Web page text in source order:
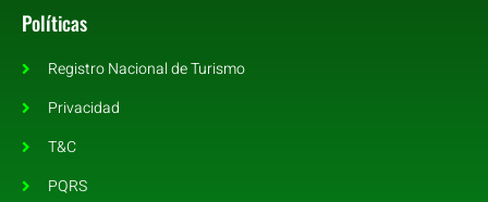
Políticas
Registro Nacional de Turismo
Privacidad
T&C
PQRS